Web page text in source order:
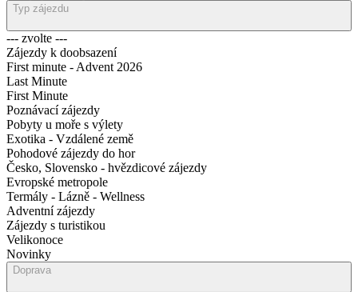
Typ zájezdu
--- zvolte ---
Zájezdy k doobsazení
First minute - Advent 2026
Last Minute
First Minute
Poznávací zájezdy
Pobyty u moře s výlety
Exotika - Vzdálené země
Pohodové zájezdy do hor
Česko, Slovensko - hvězdicové zájezdy
Evropské metropole
Termály - Lázně - Wellness
Adventní zájezdy
Zájezdy s turistikou
Velikonoce
Novinky
Doprava